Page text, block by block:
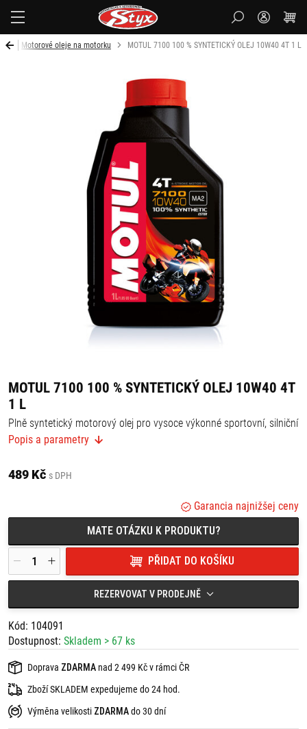
Motorové oleje na motorku MOTUL 7100 100 % SYNTETICKÝ OLEJ 10W40 4T 1 L
MOTUL 7100 100 % SYNTETICKÝ OLEJ 10W40 4T
1 L
Plně syntetický motorový olej pro vysoce výkonné sportovní, silniční
a terénní motocykly se čtyřtaktním motorem s integrovanou
suchou nebo mokrou spojkou a převodovkou splňující emisní
systémům Air Injection
vnitřní tření, zvyšuje jeho výkon, zabepečuje snadné řazení.
Výměnná lhůta: dle doporučení výrobcem, typu motocyklu a jeho
Specifikace: API SG/SH/SJ/SG/SM/SN - JASO MA2
Popis a parametry
489 Kč s DPH
Garancia najnižšej ceny
MATE OTÁZKU K PRODUKTU?
PŘIDAT DO KOŠÍKU
REZERVOVAT V PRODEJNĚ
Kód: 104091
Dostupnost: Skladem > 67 ks
Doprava ZDARMA nad 2 499 Kč v rámci ČR
Zboží SKLADEM expedujeme do 24 hod.
Výměna velikosti ZDARMAdo 30 dní